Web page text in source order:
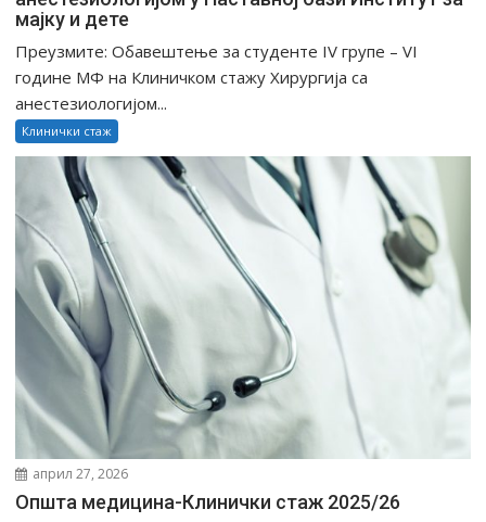
мајку и дете
Преузмите: Обавештење за студенте IV групе – VI
године МФ на Клиничком стажу Хирургија са
анестезиологијом...
Клинички стаж
април 27, 2026
Општа медицина-Клинички стаж 2025/26